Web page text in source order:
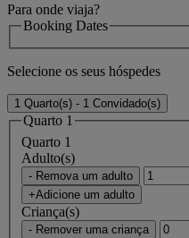
Para onde viaja?
Booking Dates
Selecione os seus hóspedes
1 Quarto(s) - 1 Convidado(s)
Quarto 1
Quarto 1
Adulto(s)
- Remova um adulto
+Adicione um adulto
Criança(s)
- Remover uma criança